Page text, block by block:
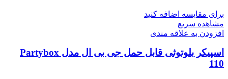
برای مقایسه اضافه کنید
مشاهده سریع
افزودن به علاقه مندی
اسپیکر بلوتوثی قابل حمل جی بی ال مدل Partybox
110